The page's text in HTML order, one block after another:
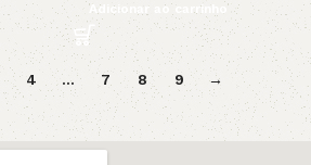
Adicionar ao carrinho
4 … 7 8 9 →